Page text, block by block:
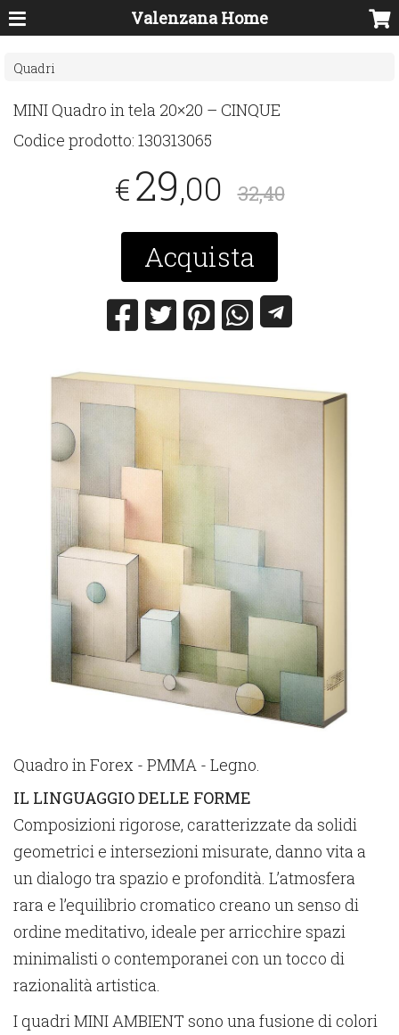
Valenzana Home
Quadri
MINIQuadro in tela 20×20 –CINQUE
Codice prodotto:130313065
€29,00 32,40
Acquista
Quadro in Forex - PMMA - Legno.
IL LINGUAGGIO DELLE FORME
Composizioni rigorose, caratterizzate da solidi
geometrici e intersezioni misurate, danno vita a
un dialogo tra spazio e profondità. L’atmosfera
rara e l’equilibrio cromatico creano un senso di
ordine meditativo, ideale per arricchire spazi
minimalisti o contemporanei con un tocco di
razionalità artistica.
I quadri MINI AMBIENT sono una fusione di colori